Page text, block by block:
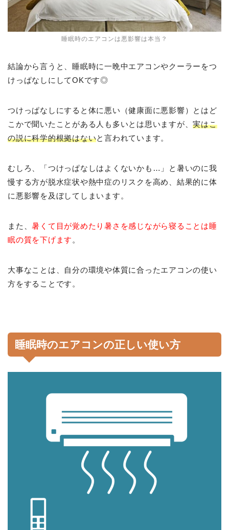
睡眠時のエアコンは悪影響は本当？
結論から言うと、睡眠時に一晩中エアコンやクーラーをつ
けっぱなしにしてOKです◎
つけっぱなしにすると体に悪い（健康面に悪影響）とはど
こかで聞いたことがある人も多いとは思いますが、実はこ
の説に科学的根拠はないと言われています。
むしろ、「つけっぱなしはよくないかも…」と暑いのに我
慢する方が脱水症状や熱中症のリスクを高め、結果的に体
に悪影響を及ぼしてしまいます。
また、暑くて目が覚めたり暑さを感じながら寝ることは睡
眠の質を下げます 。
大事なことは、自分の環境や体質に合ったエアコンの使い
方をすることです。
睡眠時のエアコンの正しい使い方